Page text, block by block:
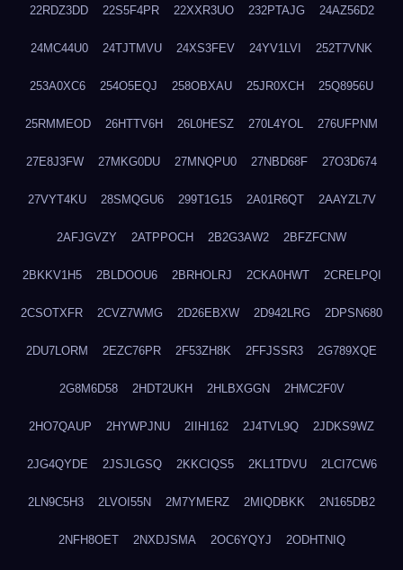
22RDZ3DD 22S5F4PR 22XXR3UO 232PTAJG 24AZ56D2
24MC44U0 24TJTMVU 24XS3FEV 24YV1LVI 252T7VNK
253A0XC6 254O5EQJ 258OBXAU 25JR0XCH 25Q8956U
25RMMEOD 26HTTV6H 26L0HESZ 270L4YOL 276UFPNM
27E8J3FW 27MKG0DU 27MNQPU0 27NBD68F 27O3D674
27VYT4KU 28SMQGU6 299T1G15 2A01R6QT 2AAYZL7V
2AFJGVZY 2ATPPOCH 2B2G3AW2 2BFZFCNW
2BKKV1H5 2BLDOOU6 2BRHOLRJ 2CKA0HWT 2CRELPQI
2CSOTXFR 2CVZ7WMG 2D26EBXW 2D942LRG 2DPSN680
2DU7LORM 2EZC76PR 2F53ZH8K 2FFJSSR3 2G789XQE
2G8M6D58 2HDT2UKH 2HLBXGGN 2HMC2F0V
2HO7QAUP 2HYWPJNU 2IIHI162 2J4TVL9Q 2JDKS9WZ
2JG4QYDE 2JSJLGSQ 2KKCIQS5 2KL1TDVU 2LCI7CW6
2LN9C5H3 2LVOI55N 2M7YMERZ 2MIQDBKK 2N165DB2
2NFH8OET 2NXDJSMA 2OC6YQYJ 2ODHTNIQ